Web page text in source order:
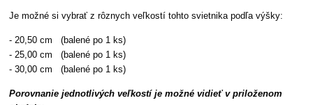
Je možné si vybrať z rôznych veľkostí tohto svietnika podľa výšky:
- 20,50 cm (balené po 1 ks)
- 25,00 cm (balené po 1 ks)
- 30,00 cm (balené po 1 ks)
Porovnanie jednotlivých veľkostí je možné vidieť v priloženom